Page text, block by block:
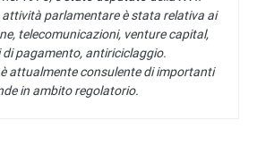
parlamentare è stata relativa ai
telecomunicazioni, venture capital,
pagamento, antiriciclaggio.
attualmente consulente di importanti
in ambito regolatorio.